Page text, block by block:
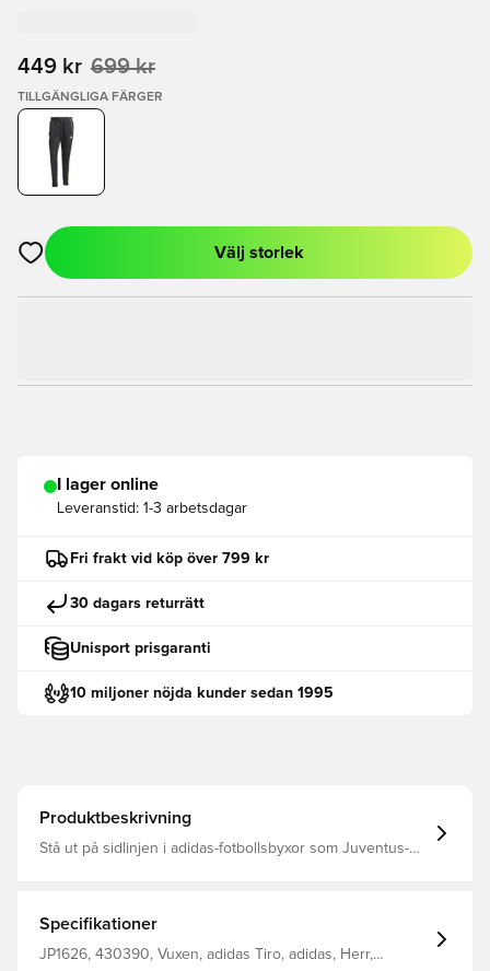
449 kr 699 kr
TILLGÄNGLIGA FÄRGER
Öppnar en Modal för att logga in eller registrera dig som
Välj storlek
I lager online
Leveranstid: 1-3 arbetsdagar
Fri frakt vid köp över 799 kr
30 dagars returrätt
Unisport prisgaranti
10 miljoner nöjda kunder sedan 1995
Produktbeskrivning
Stå ut på sidlinjen i adidas-fotbollsbyxor som Juventus-
ska ut på dagen eller slappna av på kvällen. Ett
klubbemblem på benet visar att du hyllar Bianconeri.
Normal passform Elastisk midja med dragsko
Specifikationer
JP1626, 430390, Vuxen, adidas Tiro, adidas, Herr,